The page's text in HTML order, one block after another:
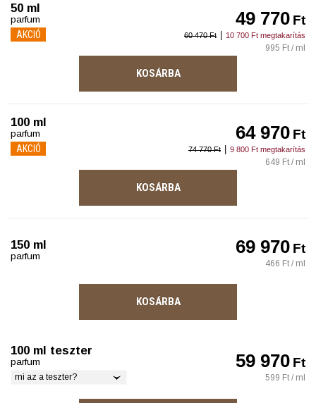
50 ml
parfum
AKCIÓ 60 470 Ft | 10 700 Ft megtakarítás
49 770Ft
995 Ft / ml
KOSÁRBA
100 ml
parfum
AKCIÓ 74 770 Ft | 9 800 Ft megtakarítás
64 970Ft
649 Ft / ml
KOSÁRBA
150 ml
parfum 69 970Ft
466 Ft / ml
KOSÁRBA
100 ml teszter
parfum
mi az a teszter?
59 970Ft
599 Ft / ml